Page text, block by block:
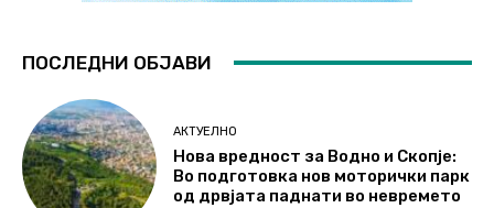
ПОСЛЕДНИ ОБЈАВИ
АКТУЕЛНО
Нова вредност за Водно и Скопје:
Во подготовка нов моторички парк
од дрвјата паднати во невремето